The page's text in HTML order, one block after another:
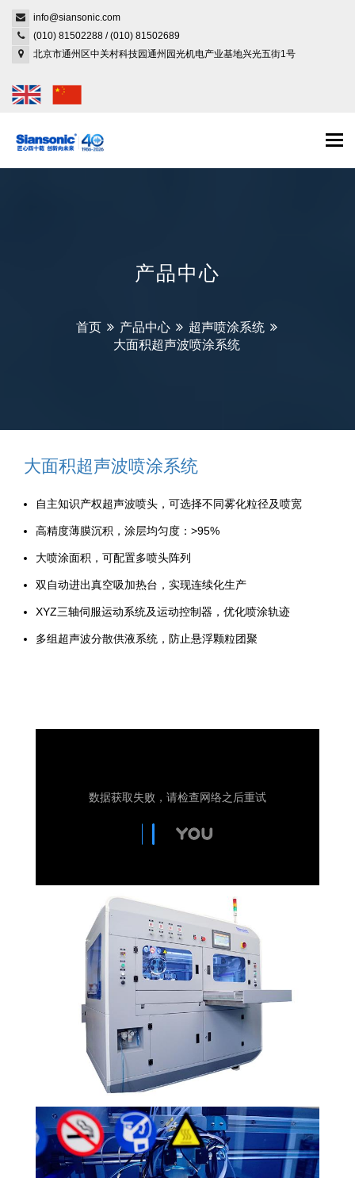
info@siansonic.com
(010) 81502288 /(010) 81502689
北京市通州区中关村科技园通州园光机电产业基地兴光五街1号
产品中心
首页 产品中心
超声喷涂系统
大面积超声波喷涂系统
大面积超声波喷涂系统
自主知识产权超声波喷头，可选择不同雾化粒径及喷宽
高精度薄膜沉积，涂层均匀度：>95%
大喷涂面积，可配置多喷头阵列
双自动进出真空吸加热台，实现连续化生产
XYZ三轴伺服运动系统及运动控制器，优化喷涂轨迹
多组超声波分散供液系统，防止悬浮颗粒团聚